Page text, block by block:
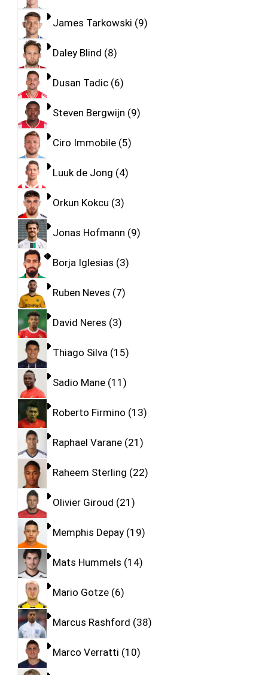
James Tarkowski 9
Daley Blind 8
Dusan Tadic 6
Steven Bergwijn 9
Ciro Immobile 5
Luuk de Jong 4
Orkun Kokcu 3
Jonas Hofmann 9
Borja Iglesias 3
Ruben Neves 7
David Neres 3
Thiago Silva 15
Sadio Mane 11
Roberto Firmino 13
Raphael Varane 21
Raheem Sterling 22
Olivier Giroud 21
Memphis Depay 19
Mats Hummels 14
Mario Gotze 6
Marcus Rashford 38
Marco Verratti 10